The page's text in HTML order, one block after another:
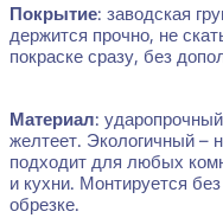
Покрытие: заводская
держится прочно, не
покраске сразу, без
Материал:
желтеет. Экологичный –
подходит для любых
и кухни. Монтируется
обрезке.